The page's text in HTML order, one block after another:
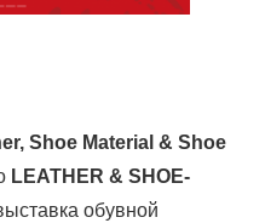
Shoe Material & Shoe
LEATHER & SHOE-
обувной